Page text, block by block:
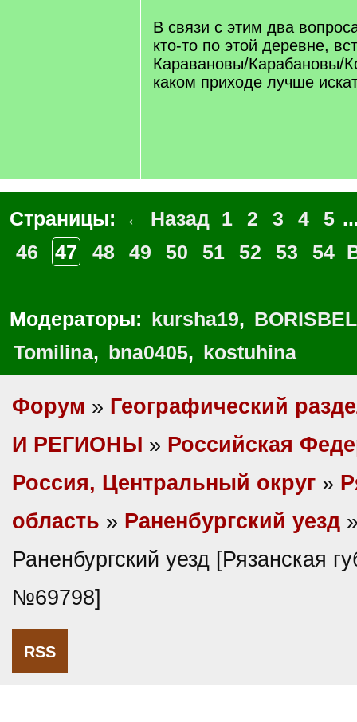
В связи с этим два
кто-то по этой деревне,
Каравановы/Карабановы/
каком приходе лучше
Страницы: ← Назад 1 2 3 4 5
46
47 48 49 50 51 52 53 54
Модераторы: kursha19, BORISBEL
Tomilina, bna0405, kostuhina
Форум » Географический
И РЕГИОНЫ » Российская
Россия, Центральный округ »
область » Раненбургский уезд
Раненбургский уезд [Рязанская
№69798]
RSS